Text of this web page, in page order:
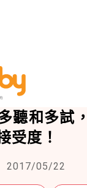
童照顧
天內愛上
聽和多試
受度！
2017/05/22